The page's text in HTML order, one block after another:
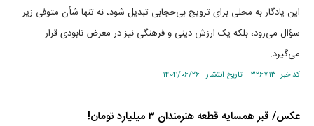
این یادگار به محلی برای ترویج بی‌حجابی تبدیل شود، نه تنها شأن متوفی زیر
سؤال می‌رود، بلکه یک ارزش دینی و فرهنگی نیز در معرض نابودی قرار
می‌گیرد.
کد خبر: ۳۲۶۷۱۳ تاریخ انتشار : ۱۴۰۴/۰۶/۲۶
عکس/ قبر همسایه قطعه هنرمندان ۳ میلیارد تومان!